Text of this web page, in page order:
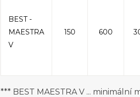
BEST -
MAESTRA
V
150 600
*** BEST MAESTRA V ... minimální